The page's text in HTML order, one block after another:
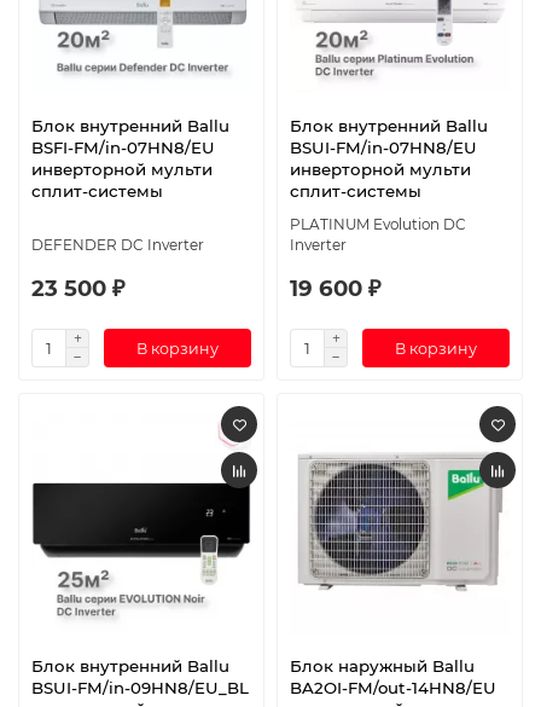
Блок внутренний Ballu
BSFI-FM/in-07HN8/EU
инверторной мульти
сплит-системы
DEFENDER DC Inverter
23 500 ₽
В корзину
Блок внутренний Ballu
BSUI-FM/in-07HN8/EU
инверторной мульти
сплит-системы
PLATINUM Evolution DC
Inverter
19 600 ₽
В корзину
Блок внутренний Ballu
BSUI-FM/in-09HN8/EU_BL
Блок наружный Ballu
BA2OI-FM/out-14HN8/EU